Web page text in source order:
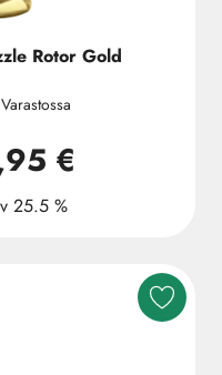
Rotor Gold
Varastossa
€
25.5 %